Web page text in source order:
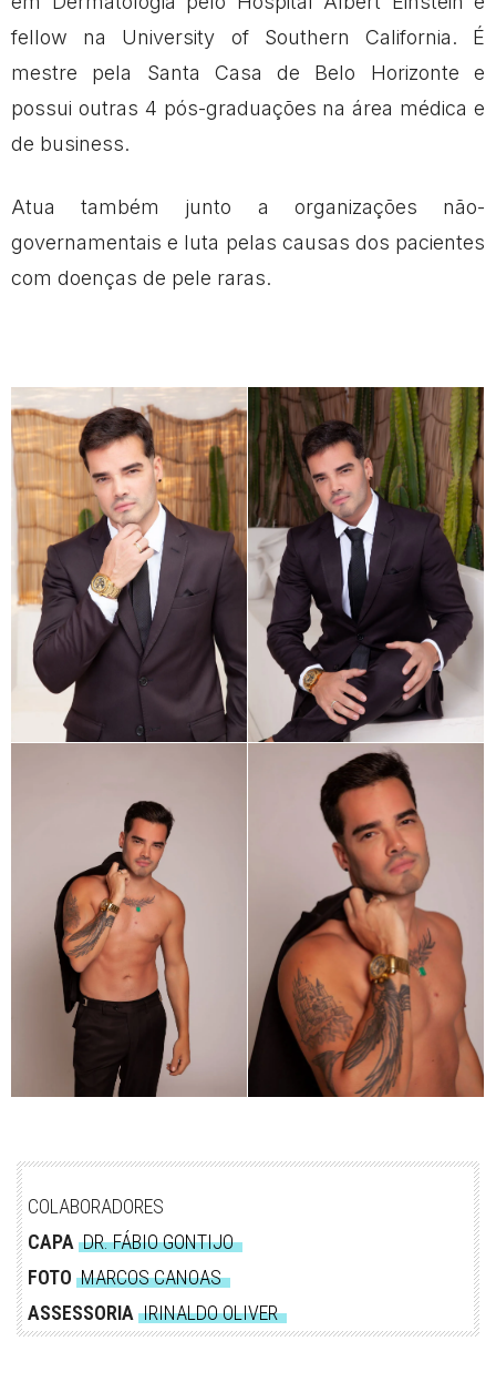
fellow na University of Southern California. É
mestre pela Santa Casa de Belo Horizonte e
possui outras 4 pós-graduações na área médica e
de business.
Atua também junto a organizações não-
governamentais e luta pelas causas dos pacientes
com doenças de pele raras.
COLABORADORES
CAPA DR. FÁBIO GONTIJO
FOTO MARCOS CANOAS
ASSESSORIA IRINALDO OLIVER